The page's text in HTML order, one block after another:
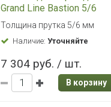
Grand Line Bastion 5/6
2,03x2,5 RAL 6005
(зеленый)
Толщина прутка 5/6 мм
Наличие:Уточняйте
7 304 руб. / шт.
В корзину